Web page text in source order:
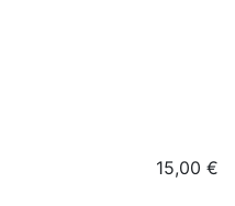
15,00 €